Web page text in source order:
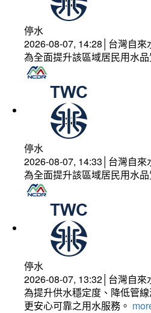
停水
2026-08-07, 14:28│台灣自來
為全面提升該區域居民用水
停水
2026-08-07, 14:33│台灣自來
為全面提升該區域居民用水
停水
2026-08-07, 13:32│台灣自來
為提升供水穩定度、降低管
更安心可靠之用水服務。